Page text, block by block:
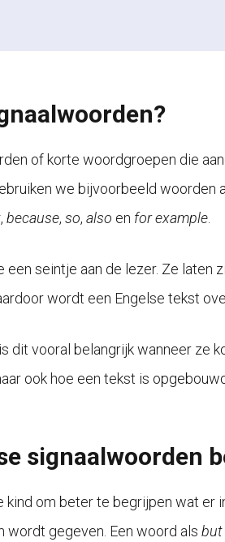
of korte woordgroepen die
we bijvoorbeeld woorden
, because, so, also en for example.
seintje aan de lezer. Ze laten
wordt een Engelse tekst
dit vooral belangrijk wanneer ze
ook hoe een tekst is
signaalwoorden
kind om beter te begrijpen wat er
wordt gegeven. Een woord als but